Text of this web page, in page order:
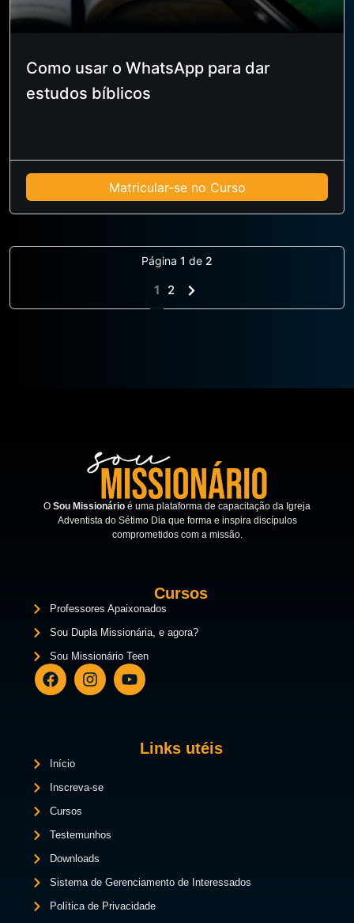
Como usar o WhatsApp para dar
estudos bíblicos
Matricular-se no Curso
Página 1 de 2
1 2
O Sou Missionário é uma plataforma de capacitação da Igreja
Adventista do Sétimo Dia que forma e inspira discípulos
comprometidos com a missão.
Cursos
Professores Apaixonados
Sou Dupla Missionária, e agora?
Sou Missionário Teen
Links utéis
Início
Inscreva-se
Cursos
Testemunhos
Downloads
Sistema de Gerenciamento de Interessados
Política de Privacidade